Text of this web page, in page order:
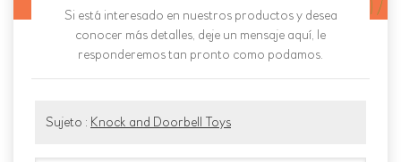
Si está interesado en nuestros productos y desea
conocer más detalles, deje un mensaje aquí, le
responderemos tan pronto como podamos.
Sujeto : Knock and Doorbell Toys